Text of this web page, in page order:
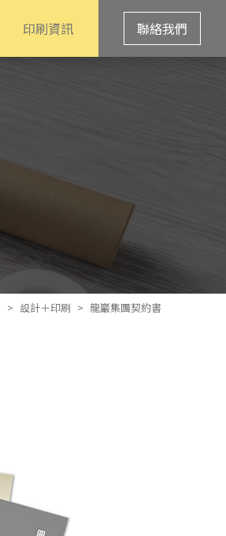
印刷資訊 聯絡我們
設計＋印刷 龍巖集團契約書